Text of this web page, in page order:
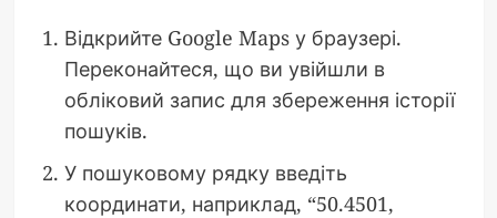
Відкрийте Google Maps у браузері.
Переконайтеся, що ви увійшли в
обліковий запис для збереження історії
пошуків.
У пошуковому рядку введіть
координати, наприклад, “50.4501,